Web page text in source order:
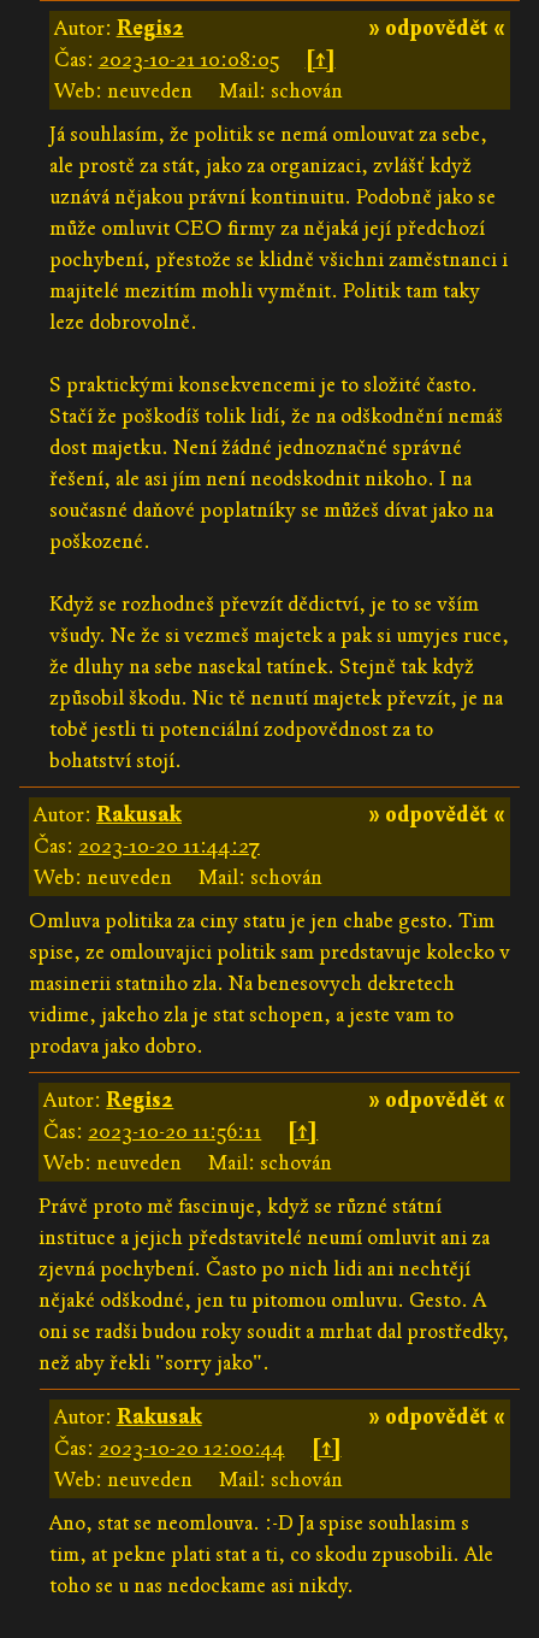
» odpovědět «
Autor: Regis2
Čas: 2023-10-21 10:08:05
[↑]
Web: neuveden
Mail: schován
Já souhlasím, že politik se nemá omlouvat za sebe,
ale prostě za stát, jako za organizaci, zvlášť když
uznává nějakou právní kontinuitu. Podobně jako se
může omluvit CEO firmy za nějaká její předchozí
pochybení, přestože se klidně všichni zaměstnanci i
majitelé mezitím mohli vyměnit. Politik tam taky
leze dobrovolně.
S praktickými konsekvencemi je to složité často.
Stačí že poškodíš tolik lidí, že na odškodnění nemáš
dost majetku. Není žádné jednoznačné správné
řešení, ale asi jím není neodskodnit nikoho. I na
současné daňové poplatníky se můžeš dívat jako na
poškozené.
Když se rozhodneš převzít dědictví, je to se vším
všudy. Ne že si vezmeš majetek a pak si umyjes ruce,
že dluhy na sebe nasekal tatínek. Stejně tak když
způsobil škodu. Nic tě nenutí majetek převzít, je na
tobě jestli ti potenciální zodpovědnost za to
bohatství stojí.
» odpovědět «
Autor: Rakusak
Čas: 2023-10-20 11:44:27
Web: neuveden
Mail: schován
Omluva politika za ciny statu je jen chabe gesto. Tim
spise, ze omlouvajici politik sam predstavuje kolecko v
masinerii statniho zla. Na benesovych dekretech
vidime, jakeho zla je stat schopen, a jeste vam to
prodava jako dobro.
» odpovědět «
Autor:Regis2
Čas: 2023-10-20 11:56:11
[↑]
Web: neuveden
Mail: schován
Právě proto mě fascinuje, když se různé státní
instituce a jejich představitelé neumí omluvit ani za
zjevná pochybení. Často po nich lidi ani nechtějí
nějaké odškodné, jen tu pitomou omluvu. Gesto. A
oni se radši budou roky soudit a mrhat dal prostředky,
než aby řekli "sorry jako".
» odpovědět «
Autor: Rakusak
Čas: 2023-10-20 12:00:44
[↑]
Web: neuveden
Mail: schován
Ano, stat se neomlouva. :-D Ja spise souhlasim s
tim, at pekne plati stat a ti, co skodu zpusobili. Ale
toho se u nas nedockame asi nikdy.